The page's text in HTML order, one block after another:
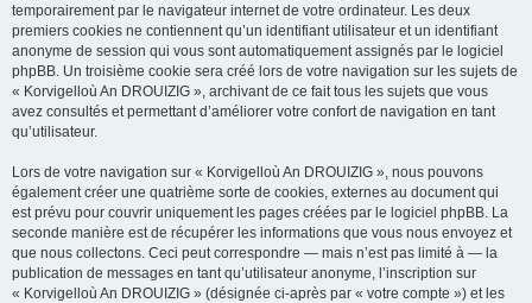
temporairement par le navigateur internet de votre ordinateur. Les deux
premiers cookies ne contiennent qu’un identifiant utilisateur et un identifiant
anonyme de session qui vous sont automatiquement assignés par le logiciel
phpBB. Un troisième cookie sera créé lors de votre navigation sur les sujets de
« Korvigelloù An DROUIZIG », archivant de ce fait tous les sujets que vous
avez consultés et permettant d’améliorer votre confort de navigation en tant
qu’utilisateur.
Lors de votre navigation sur « Korvigelloù An DROUIZIG », nous pouvons
également créer une quatrième sorte de cookies, externes au document qui
est prévu pour couvrir uniquement les pages créées par le logiciel phpBB. La
seconde manière est de récupérer les informations que vous nous envoyez et
que nous collectons. Ceci peut correspondre — mais n’est pas limité à — la
publication de messages en tant qu’utilisateur anonyme, l’inscription sur
« Korvigelloù An DROUIZIG » (désignée ci-après par « votre compte ») et les